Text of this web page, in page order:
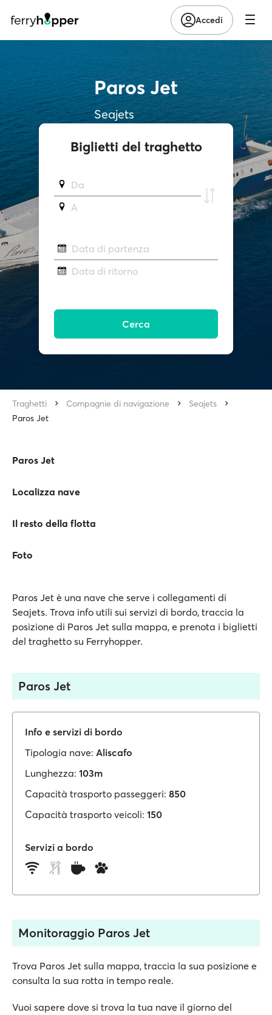
Accedi
Paros Jet
Seajets
Biglietti del traghetto
Da
A
Data di partenza
Data di ritorno
Cerca
Traghetti Compagnie di navigazione
Seajets
Paros Jet
Paros Jet
Localizza nave
Il resto della flotta
Foto
Paros Jet è una nave che serve i collegamenti di
Seajets. Trova info utili sui servizi di bordo, traccia la
posizione di Paros Jet sulla mappa, e prenota i biglietti
del traghetto su Ferryhopper.
Paros Jet
Info e servizi di bordo
Tipologia nave: Aliscafo
Lunghezza: 103m
Capacità trasporto passeggeri: 850
Capacità trasporto veicoli: 150
Servizi a bordo
Monitoraggio Paros Jet
Trova Paros Jet sulla mappa, traccia la sua posizione e
consulta la sua rotta in tempo reale.
Vuoi sapere dove si trova la tua nave il giorno del